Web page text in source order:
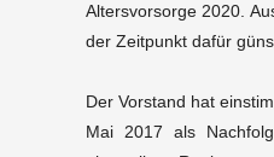
Altersvorsorge 2020.
der Zeitpunkt dafür
Der Vorstand hat
Mai 2017 als